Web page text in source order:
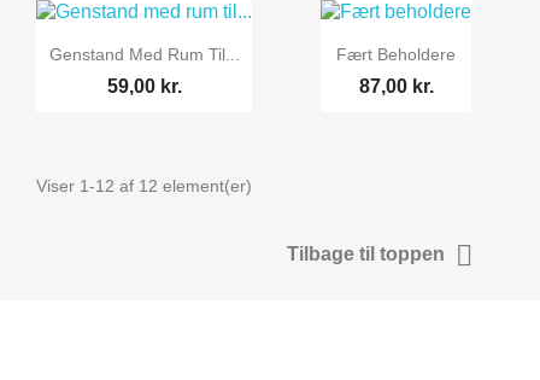
Genstand Med Rum Til...
59,00 kr.
Fært Beholdere
87,00 kr.
Viser 1-12 af 12 element(er)
Tilbage til toppen 